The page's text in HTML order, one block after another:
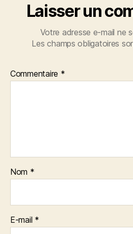
Laisser un
Votre adresse e-mail ne
Les champs obligatoires
Commentaire *
Nom *
E-mail *